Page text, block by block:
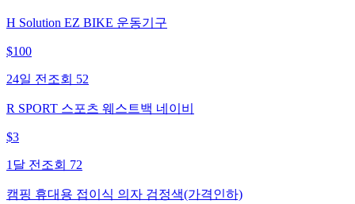
H Solution EZ BIKE 운동기구
$100
24일 전 조회 52
R SPORT 스포츠 웨스트백 네이비
$3
1달 전 조회 72
캠핑 휴대용 접이식 의자 검정색(가격인하)